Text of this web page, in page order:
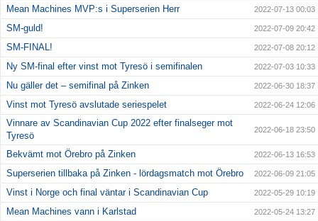
Mean Machines MVP:s i Superserien Herr 2022-07-13 00:03
SM-guld! 2022-07-09 20:42
SM-FINAL! 2022-07-08 20:12
Ny SM-final efter vinst mot Tyresö i semifinalen 2022-07-03 10:33
Nu gäller det – semifinal på Zinken 2022-06-30 18:37
Vinst mot Tyresö avslutade seriespelet 2022-06-24 12:06
Vinnare av Scandinavian Cup 2022 efter finalseger mot
Tyresö
2022-06-18 23:50
Bekvämt mot Örebro på Zinken 2022-06-13 16:53
Superserien tillbaka på Zinken - lördagsmatch mot Örebro 2022-06-09 21:05
Vinst i Norge och final väntar i Scandinavian Cup 2022-05-29 10:19
Mean Machines vann i Karlstad 2022-05-24 13:27